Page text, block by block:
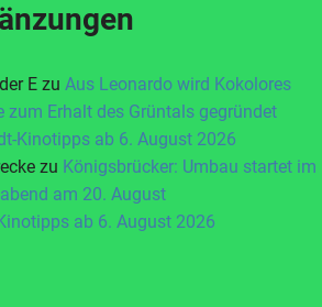
E zu Aus Leonardo wird Kokolores
zum Erhalt des Grüntals gegründet
Kinotipps ab 6. August 2026
zu Königsbrücker: Umbau startet im
am 20. August
ab 6. August 2026